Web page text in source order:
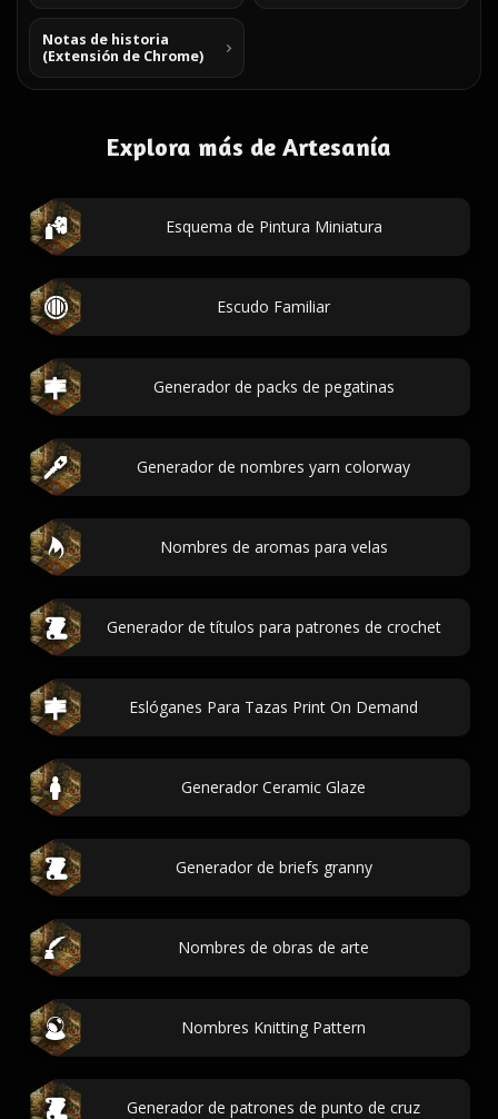
Notas de historia
(Extensión de Chrome)
Explora más de Artesanía
Esquema de Pintura Miniatura
Escudo Familiar
Generador de packs de pegatinas
Generador de nombres yarn colorway
Nombres de aromas para velas
Generador de títulos para patrones de crochet
Eslóganes Para Tazas Print On Demand
Generador Ceramic Glaze
Generador de briefs granny
Nombres de obras de arte
Nombres Knitting Pattern
Generador de patrones de punto de cruz